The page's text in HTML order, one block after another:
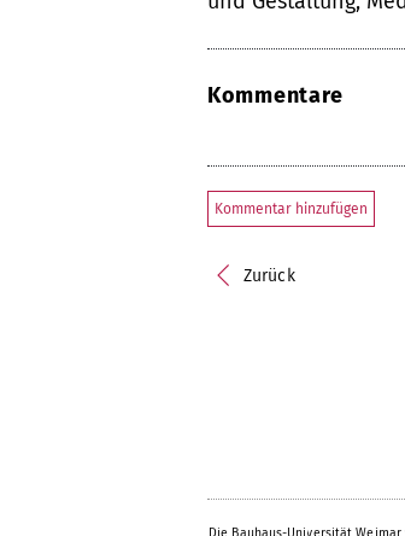
Kommentare
Kommentar hinzufügen
Zurück